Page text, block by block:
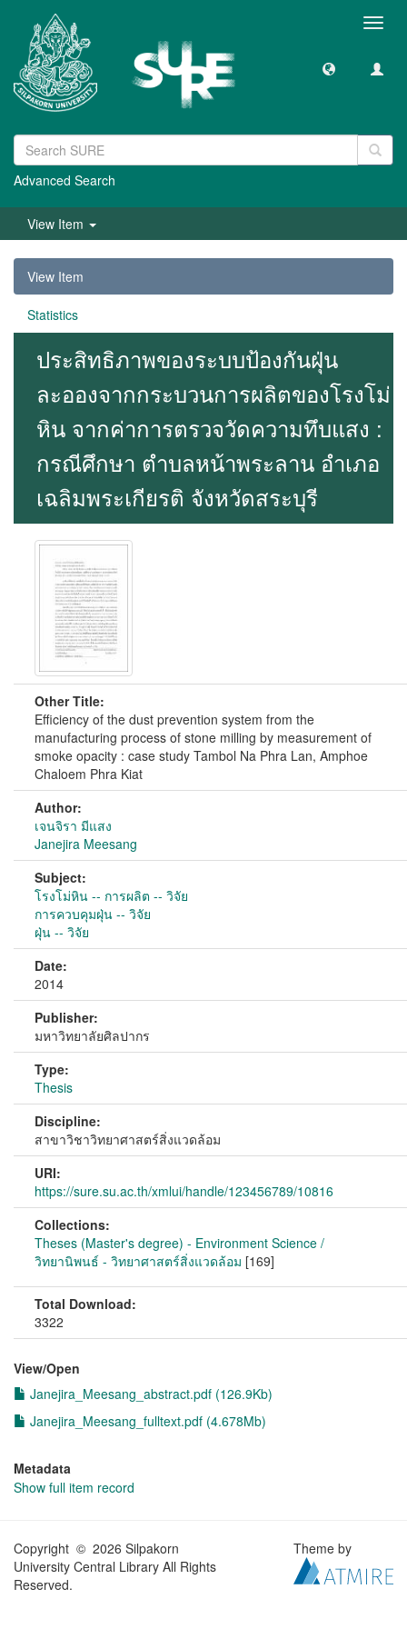
Advanced Search
View Item
View Item
Statistics
ประสิทธิภาพของระบบป้องกันฝุ่น
ละอองจากกระบวนการผลิตของโรงโม่
หิน จากค่าการตรวจวัดความทึบแสง :
กรณีศึกษา ตำบลหน้าพระลาน อำเภอ
เฉลิมพระเกียรติ จังหวัดสระบุรี
Other Title:
Efficiency of the dust prevention system from the
manufacturing process of stone milling by measurement of
smoke opacity : case study Tambol Na Phra Lan, Amphoe
Chaloem Phra Kiat
Author:
เจนจิรา มีแสง
Janejira Meesang
Subject:
โรงโม่หิน -- การผลิต -- วิจัย
การควบคุมฝุ่น -- วิจัย
ฝุ่น -- วิจัย
Date:
2014
Publisher:
มหาวิทยาลัยศิลปากร
Type:
Thesis
Discipline:
สาขาวิชาวิทยาศาสตร์สิ่งแวดล้อม
URI:
https://sure.su.ac.th/xmlui/handle/123456789/10816
Collections:
Theses (Master's degree) - Environment Science /
วิทยานิพนธ์ - วิทยาศาสตร์สิ่งแวดล้อม [169]
Total Download:
3322
View/Open
Janejira_Meesang_abstract.pdf (126.9Kb)
Janejira_Meesang_fulltext.pdf (4.678Mb)
Metadata
Show full item record
Copyright © 2026 Silpakorn
University Central Library All Rights
Reserved.
Theme by